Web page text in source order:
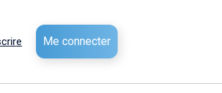
Me connecter